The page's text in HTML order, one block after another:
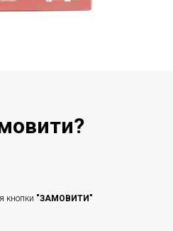
кнопки "ЗАМОВИТИ"